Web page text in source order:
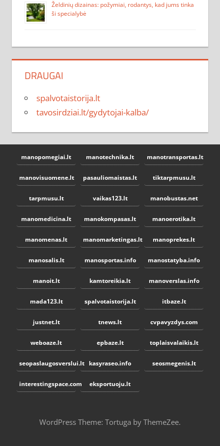
Želdinių dizainas: požymiai, rodantys, kad jums tinka
ši specialybė
DRAUGAI
spalvotaistorija.lt
tavosirdziai.lt/gydytojai-kalba/
manopomegiai.lt manotechnika.lt manotransportas.lt
manovisuomene.lt pasauliomaistas.lt tiktarpmusu.lt
tarpmusu.lt vaikas123.lt manobustas.net
manomedicina.lt manokompasas.lt manoerotika.lt
manomenas.lt manomarketingas.lt manoprekes.lt
manosalis.lt manosportas.info manostatyba.info
manoit.lt kamtoreikia.lt manoverslas.info
mada123.lt spalvotaistorija.lt itbaze.lt
justnet.lt tnews.lt cvpavyzdys.com
weboaze.lt epbaze.lt toplaisvalaikis.lt
seopaslaugosverslui.lt kasyraseo.info seosmegenis.lt
interestingspace.com eksportuoju.lt
WordPress Theme: Tortuga by ThemeZee.